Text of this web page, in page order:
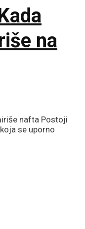
na
nafta Postoji
se uporno